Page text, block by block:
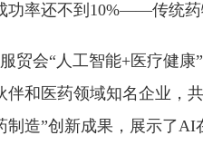
功率还不到10%——传统药
贸会“人工智能+医疗健
伴和医药领域知名企业，
制造”创新成果，展示了